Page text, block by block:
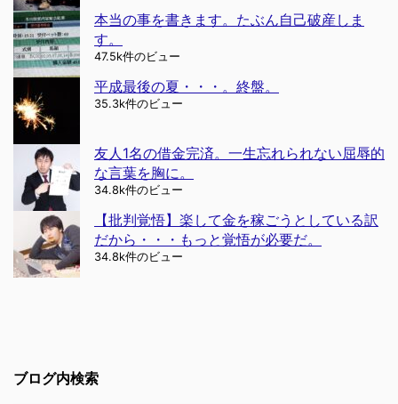
本当の事を書きます。たぶん自己破産しま
す。
47.5k件のビュー
平成最後の夏・・・。終盤。
35.3k件のビュー
友人1名の借金完済。一生忘れられない屈辱的
な言葉を胸に。
34.8k件のビュー
【批判覚悟】楽して金を稼ごうとしている訳
だから・・・もっと覚悟が必要だ。
34.8k件のビュー
ブログ内検索